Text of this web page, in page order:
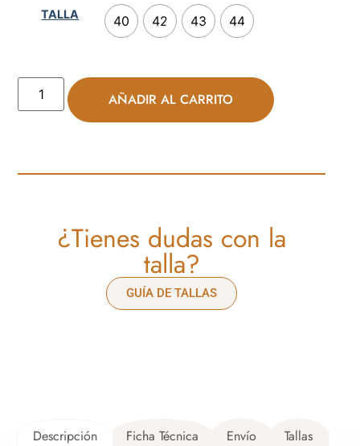
TALLA 40 42 43 44
AÑADIR AL CARRITO
¿Tienes dudas con la
talla?
GUÍA DE TALLAS
Descripción Ficha Técnica Envío Tallas